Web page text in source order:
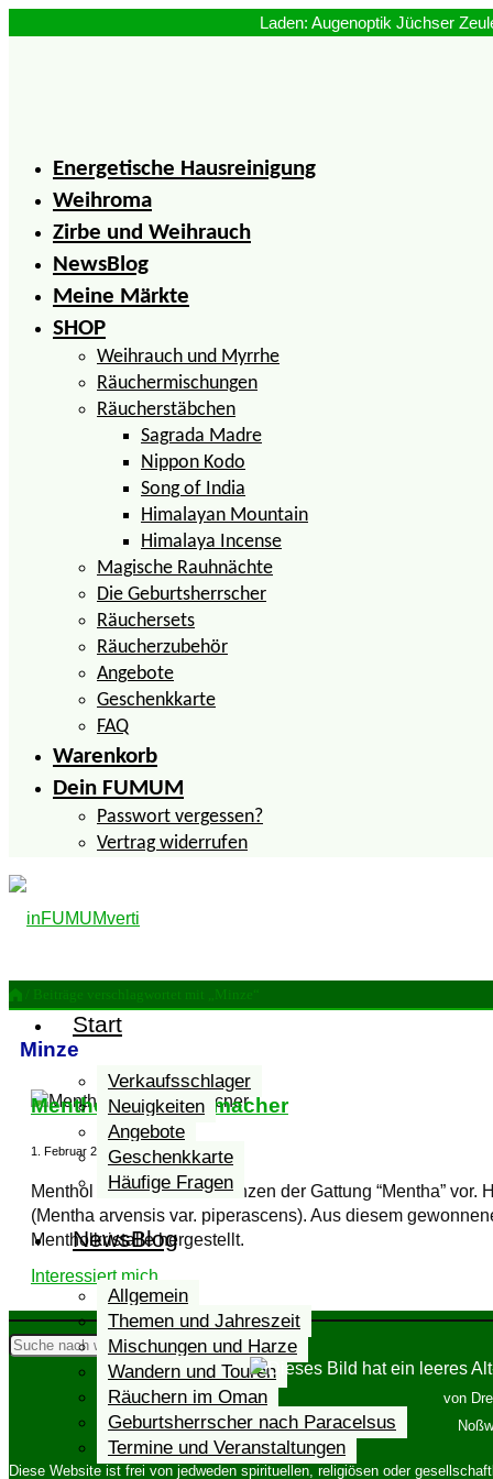
Energetische Hausreinigung
Weihroma
Zirbe und Weihrauch
NewsBlog
Meine Märkte
SHOP
Weihrauch und Myrrhe
Räuchermischungen
Räucherstäbchen
Sagrada Madre
Nippon Kodo
Song of India
Himalayan Mountain
Himalaya Incense
Magische Rauhnächte
Die Geburtsherrscher
Räuchersets
Räucherzubehör
Angebote
Geschenkkarte
FAQ
Warenkorb
Dein FUMUM
Passwort vergessen?
Vertrag widerrufen
von
Drechslerei
und
Grimm
Start
Verkaufsschlager
Neuigkeiten
Angebote
Geschenkkarte
Häufige Fragen
NewsBlog
Allgemein
Themen und Jahreszeit
Mischungen und Harze
Wandern und Touren
Räuchern im Oman
Geburtsherrscher nach Paracelsus
Termine und Veranstaltungen
/ Beiträge verschlagwortet mit „Minze“
Minze
Menthol – der Freimacher
1. Februar 202517. Februar 2025
Menthol kommt in den Pflanzen der Gattung “Mentha”
(Mentha arvensis var. piperascens). Aus diesem
Mentholkristalle hergestellt.
Interessiert mich...
–
der
Freimacher"
Suchen Suchen
von
Diese Website ist frei von jedweden spirituellen, religiösen oder